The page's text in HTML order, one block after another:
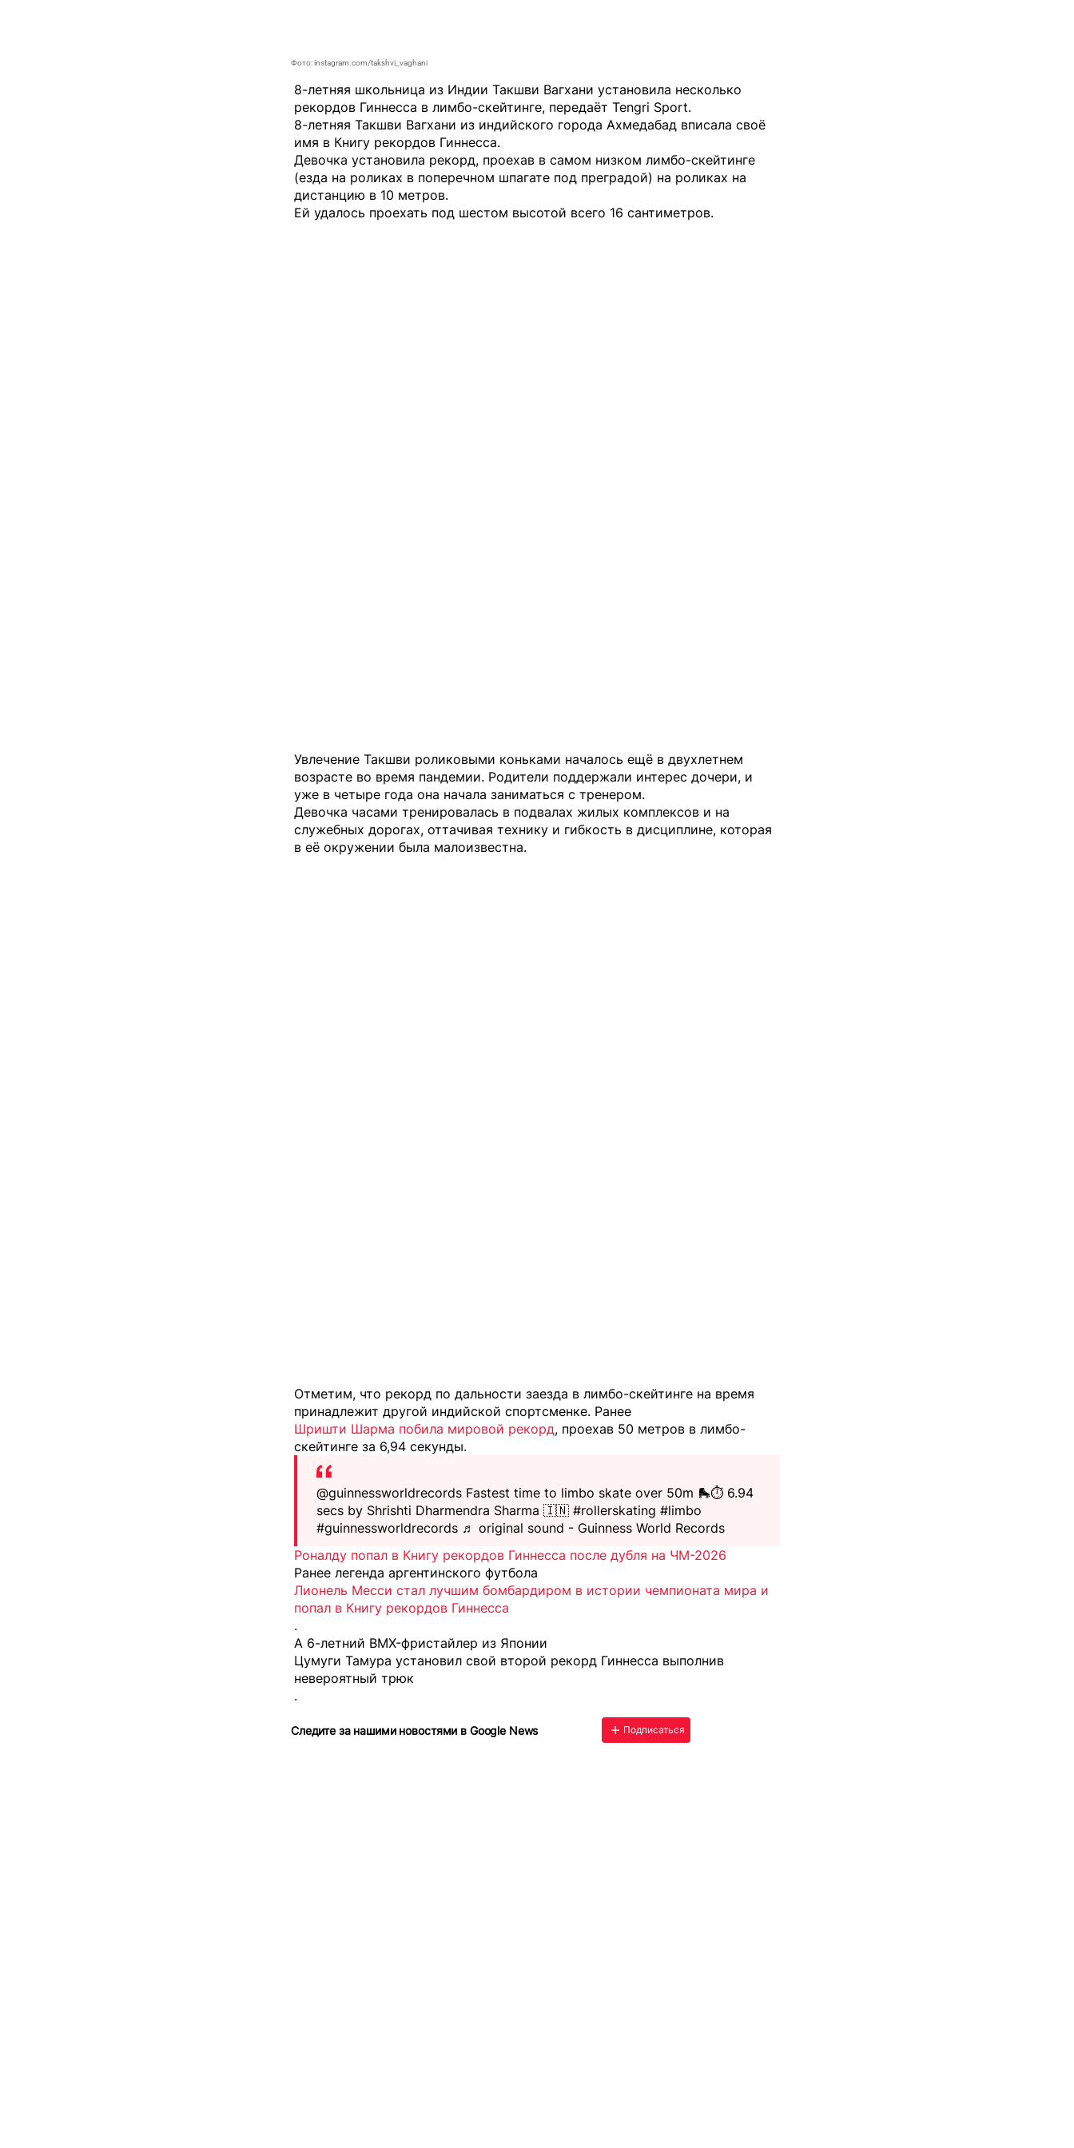
Фото: instagram.com/takshvi_vaghani
8-летняя школьница из Индии Такшви Вагхани установила несколько
рекордов Гиннесса в лимбо-скейтинге, передаёт Tengri Sport.
8-летняя Такшви Вагхани из индийского города Ахмедабад вписала своё
имя в Книгу рекордов Гиннесса.
Девочка установила рекорд, проехав в самом низком лимбо-скейтинге
(езда на роликах в поперечном шпагате под преградой) на роликах на
дистанцию в 10 метров.
Ей удалось проехать под шестом высотой всего 16 сантиметров.
Увлечение Такшви роликовыми коньками началось ещё в двухлетнем
возрасте во время пандемии. Родители поддержали интерес дочери, и
уже в четыре года она начала заниматься с тренером.
Девочка часами тренировалась в подвалах жилых комплексов и на
служебных дорогах, оттачивая технику и гибкость в дисциплине, которая
в её окружении была малоизвестна.
Отметим, что рекорд по дальности заезда в лимбо-скейтинге на время
принадлежит другой индийской спортсменке. Ранее
Шришти Шарма побила мировой рекорд, проехав 50 метров в лимбо-
скейтинге за 6,94 секунды.
@guinnessworldrecords Fastest time to limbo skate over 50m 🛼⏱️ 6.94
secs by Shrishti Dharmendra Sharma 🇮🇳 #rollerskating #limbo
#guinnessworldrecords ♬ original sound - Guinness World Records
Роналду попал в Книгу рекордов Гиннесса после дубля на ЧМ-2026
Ранее легенда аргентинского футбола
Лионель Месси стал лучшим бомбардиром в истории чемпионата мира и
попал в Книгу рекордов Гиннесса
.
А 6-летний BMX-фристайлер из Японии
Цумуги Тамура установил свой второй рекорд Гиннесса выполнив
невероятный трюк
.
Следите за нашими новостями в Google News Подписаться